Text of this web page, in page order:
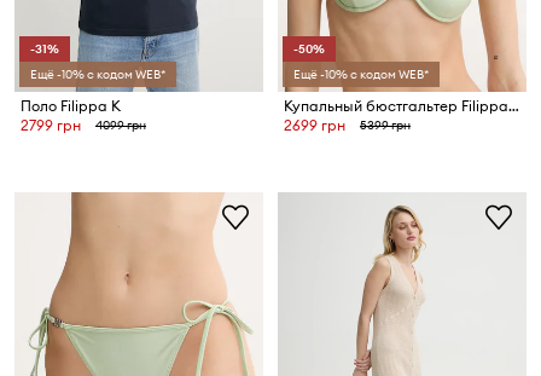
-31%
Ещё -10% с кодом WEB*
Поло Filippa K
2799 грн
4099 грн
-50%
Ещё -10% с кодом WEB*
Купальный бюстгальтер Filippa K
2699 грн
5399 грн